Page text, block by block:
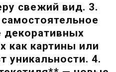
свежий вид. 3.
декоративных
как картины или
уникальности. 4.